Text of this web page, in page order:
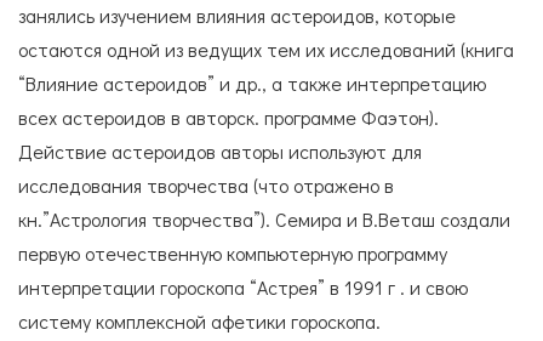
занялись изучением влияния астероидов, которые
остаются одной из ведущих тем их исследований (книга
“Влияние астероидов” и др., а также интерпретацию
всех астероидов в авторск. программе Фаэтон).
Действие астероидов авторы используют для
исследования творчества (что отражено в
кн.”Астрология творчества”). Семира и В.Веташ создали
первую отечественную компьютерную программу
интерпретации гороскопа “Астрея” в 1991 г . и свою
систему комплексной афетики гороскопа.